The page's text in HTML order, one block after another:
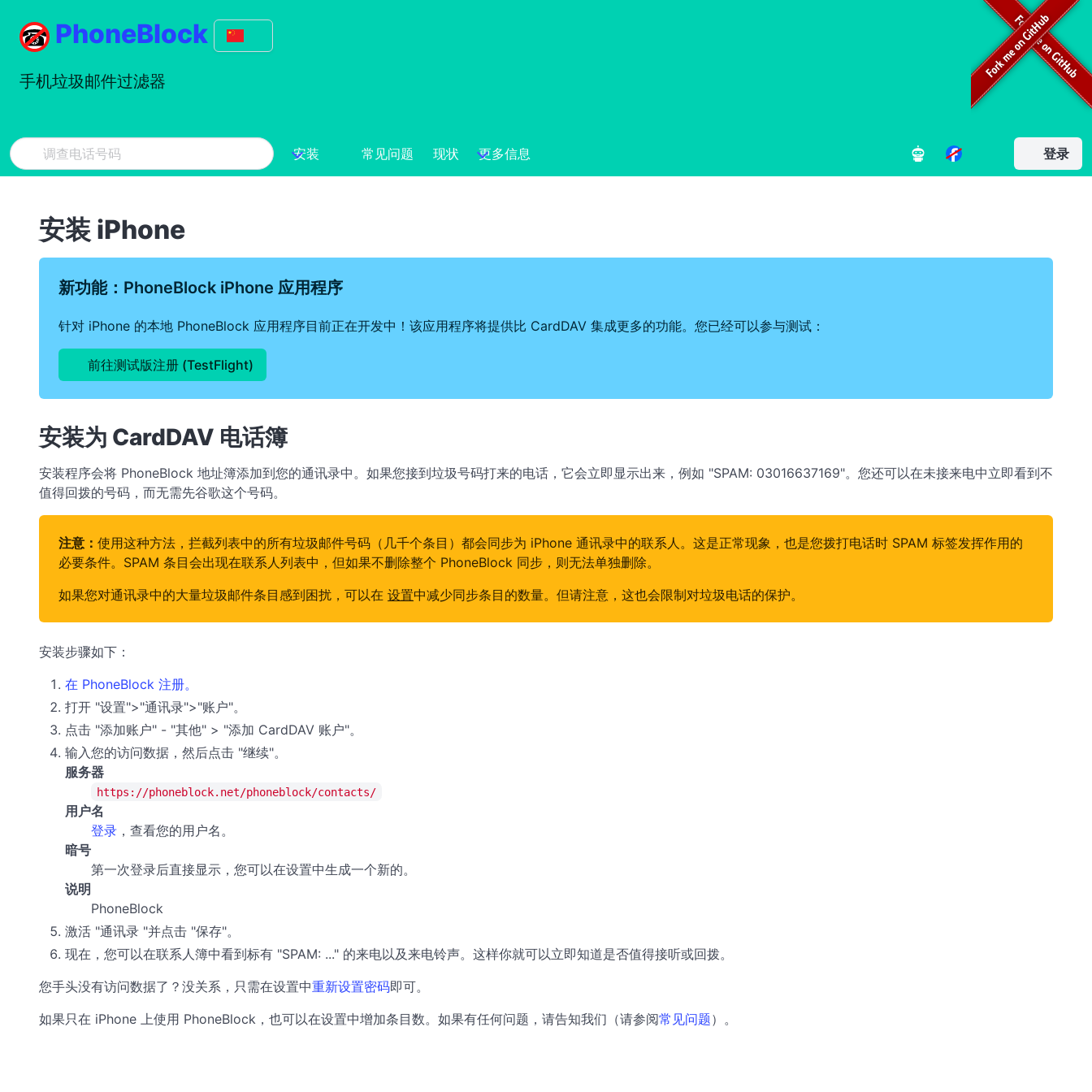
PhoneBlock
手机垃圾邮件过滤器
安装 常见问题 现状 更多信息 登录
安装 iPhone
新功能：PhoneBlock iPhone 应用程序
针对 iPhone 的本地 PhoneBlock 应用程序目前正在开发中！该应用程序将提供比 CardDAV 集成更多的功能。您已经可以参与测试：
前往测试版注册 (TestFlight)
安装为 CardDAV 电话簿
安装程序会将 PhoneBlock 地址簿添加到您的通讯录中。如果您接到垃圾号码打来的电话，它会立即显示出来，例如 "SPAM: 03016637169"。您还可以在未接来电中立即看到不
值得回拨的号码，而无需先谷歌这个号码。
注意： 使用这种方法，拦截列表中的所有垃圾邮件号码（几千个条目）都会同步为 iPhone 通讯录中的联系人。这是正常现象，也是您拨打电话时 SPAM 标签发挥作用的
必要条件。SPAM 条目会出现在联系人列表中，但如果不删除整个 PhoneBlock 同步，则无法单独删除。
如果您对通讯录中的大量垃圾邮件条目感到困扰，可以在 设置中减少同步条目的数量。但请注意，这也会限制对垃圾电话的保护。
安装步骤如下：
在 PhoneBlock 注册。
打开 "设置">"通讯录">"账户"。
点击 "添加账户" - "其他" > "添加 CardDAV 账户"。
输入您的访问数据，然后点击 "继续"。
服务器
https://phoneblock.net/phoneblock/contacts/
用户名
登录 ，查看您的用户名。
暗号
第一次登录后直接显示，您可以在设置中生成一个新的。
说明
PhoneBlock
激活 "通讯录 "并点击 "保存"。
现在，您可以在联系人簿中看到标有 "SPAM: ..." 的来电以及来电铃声。这样你就可以立即知道是否值得接听或回拨。
您手头没有访问数据了？没关系，只需在设置中重新设置密码即可。
如果只在 iPhone 上使用 PhoneBlock，也可以在设置中增加条目数。如果有任何问题，请告知我们（请参阅常见问题）。